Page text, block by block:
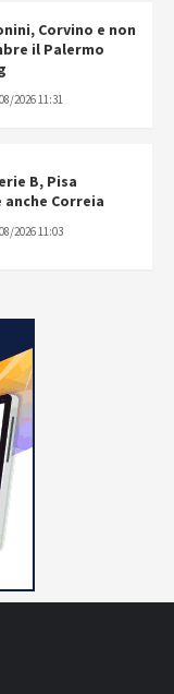
Corvino e non
il Palermo
2026 11:31
B, Pisa
Correia
2026 11:03